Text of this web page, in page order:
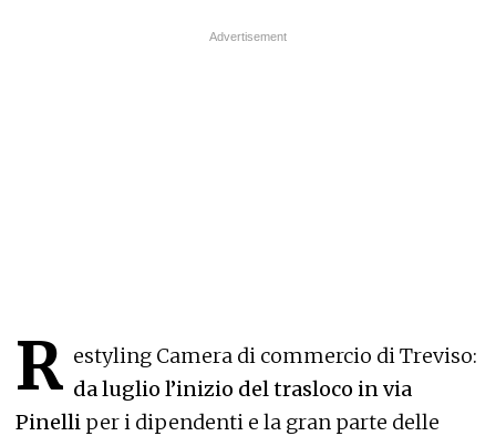
R estyling Camera di commercio di Treviso:
da luglio l’inizio del trasloco in via
Pinelli per i dipendenti e la gran parte delle